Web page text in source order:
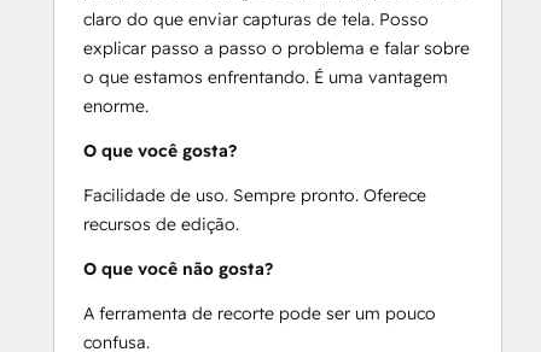
claro do que enviar capturas de tela. Posso
explicar passo a passo o problema e falar sobre
o que estamos enfrentando. É uma vantagem
enorme.
O que você gosta?
Facilidade de uso. Sempre pronto. Oferece
recursos de edição.
O que você não gosta?
A ferramenta de recorte pode ser um pouco
confusa.